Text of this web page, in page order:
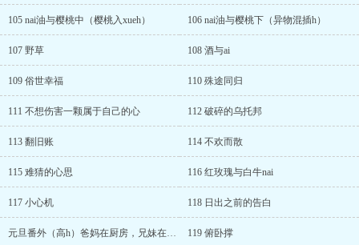
105 nai油与樱桃中（樱桃入xueh） 106 nai油与樱桃下（异物混插h）
107 野草 108 酒与ai
109 俗世幸福 110 殊途同归
111 不想伤害一颗属于自己的心 112 破碎的乌托邦
113 翻旧账 114 不欢而散
115 难猜的心思 116 红玫瑰与白牛nai
117 小心机 118 日出之前的告白
元旦番外（高h）爸妈在厨房，兄妹在客厅做ai 119 俯卧撑